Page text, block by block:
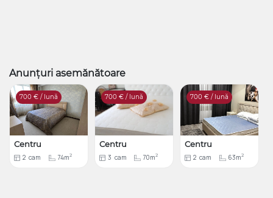
Anunțuri asemănătoare
700 € / lună
Centru
2 cam 74m2
700 € / lună
Centru
3 cam 70m2
700 € / lună
Centru
2 cam 63m2